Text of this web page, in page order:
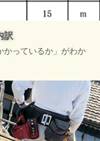
訳
かっているか」がわか